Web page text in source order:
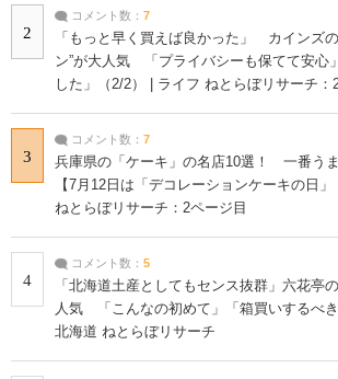
2
コメント数： 7
「もっと早く買えば良かった」 カインズ
ン”が大人気 「プライバシーも保てて安心
した」（2/2） | ライフ ねとらぼリサーチ：
3
コメント数： 7
兵庫県の「ケーキ」の名店10選！ 一番う
【7月12日は「デコレーションケーキの日
ねとらぼリサーチ：2ページ目
4
コメント数： 5
「北海道土産としてもセンス抜群」六花亭
人気 「こんなの初めて」「箱買いするべき
北海道 ねとらぼリサーチ